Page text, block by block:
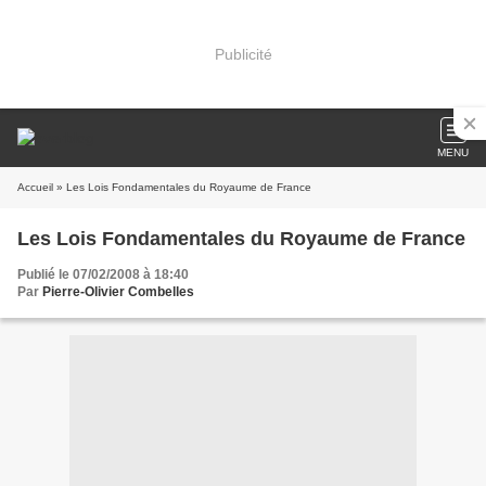
Publicité
MENU
Accueil » Les Lois Fondamentales du Royaume de France
Les Lois Fondamentales du Royaume de France
Publié le 07/02/2008 à 18:40
Par Pierre-Olivier Combelles